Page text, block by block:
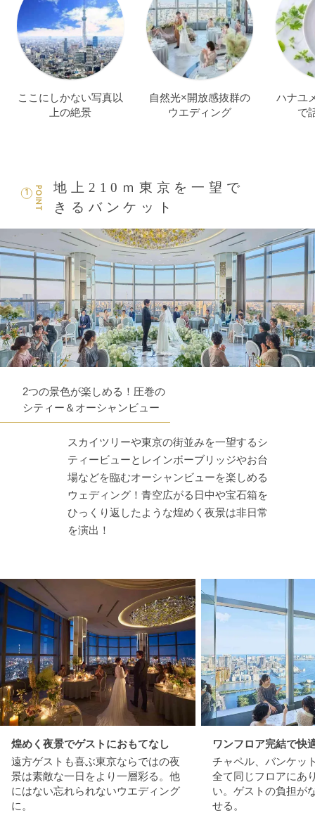
ここにしかない写真以
上の絶景
自然光×開放感抜群の
ウエディング
ハナユ
で
POINT
1
地上210ｍ東京を一望で
きるバンケット
2つの景色が楽しめる！圧巻の
シティー＆オーシャンビュー
スカイツリーや東京の街並みを一望するシ
ティービューとレインボーブリッジやお台
場などを臨むオーシャンビューを楽しめる
ウェディング！青空広がる日中や宝石箱を
ひっくり返したような煌めく夜景は非日常
を演出！
煌めく夜景でゲストにおもてなし
遠方ゲストも喜ぶ東京ならではの夜
景は素敵な一日をより一層彩る。他
にはない忘れられないウエディング
に。
ワンフロア完結で快
チャペル、バンケッ
全て同じフロアにあ
い。ゲストの負担が
せる。